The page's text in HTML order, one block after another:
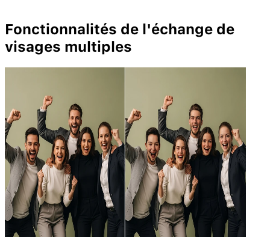
6 Months Free
Claim Now
Fonctionnalités de l'échange de
visages multiples